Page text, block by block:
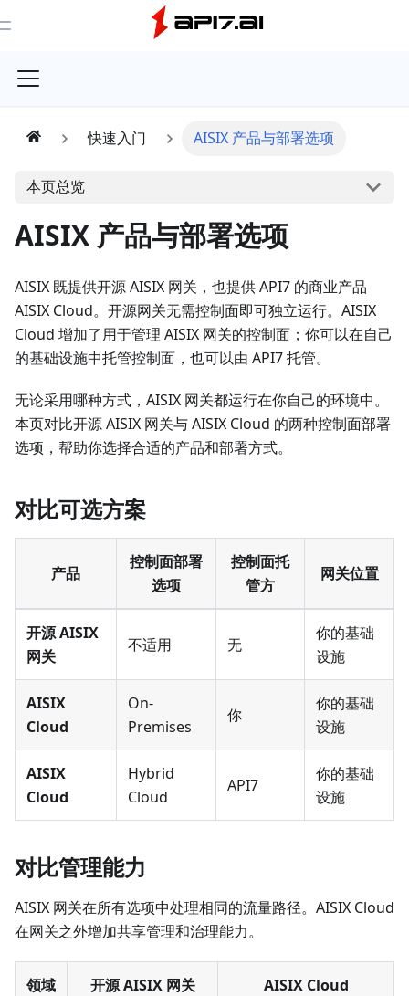
Toggle Menu
快速入门 AISIX 产品与部署选项
本页总览
AISIX 产品与部署选项
AISIX 既提供开源 AISIX 网关，也提供 API7 的商业产品
AISIX Cloud。开源网关无需控制面即可独立运行。AISIX
Cloud 增加了用于管理 AISIX 网关的控制面；你可以在自己
的基础设施中托管控制面，也可以由 API7 托管。
无论采用哪种方式，AISIX 网关都运行在你自己的环境中。
本页对比开源 AISIX 网关与 AISIX Cloud 的两种控制面部署
选项，帮助你选择合适的产品和部署方式。
对比可选方案
产品
控制面部署
选项
控制面托
管方
网关位置
开源 AISIX
网关
不适用 无
你的基础
设施
AISIX
Cloud
On-
Premises
你
你的基础
设施
AISIX
Cloud
Hybrid
Cloud
API7
你的基础
设施
对比管理能力
AISIX 网关在所有选项中处理相同的流量路径。AISIX Cloud
在网关之外增加共享管理和治理能力。
领域 开源 AISIX 网关 AISIX Cloud